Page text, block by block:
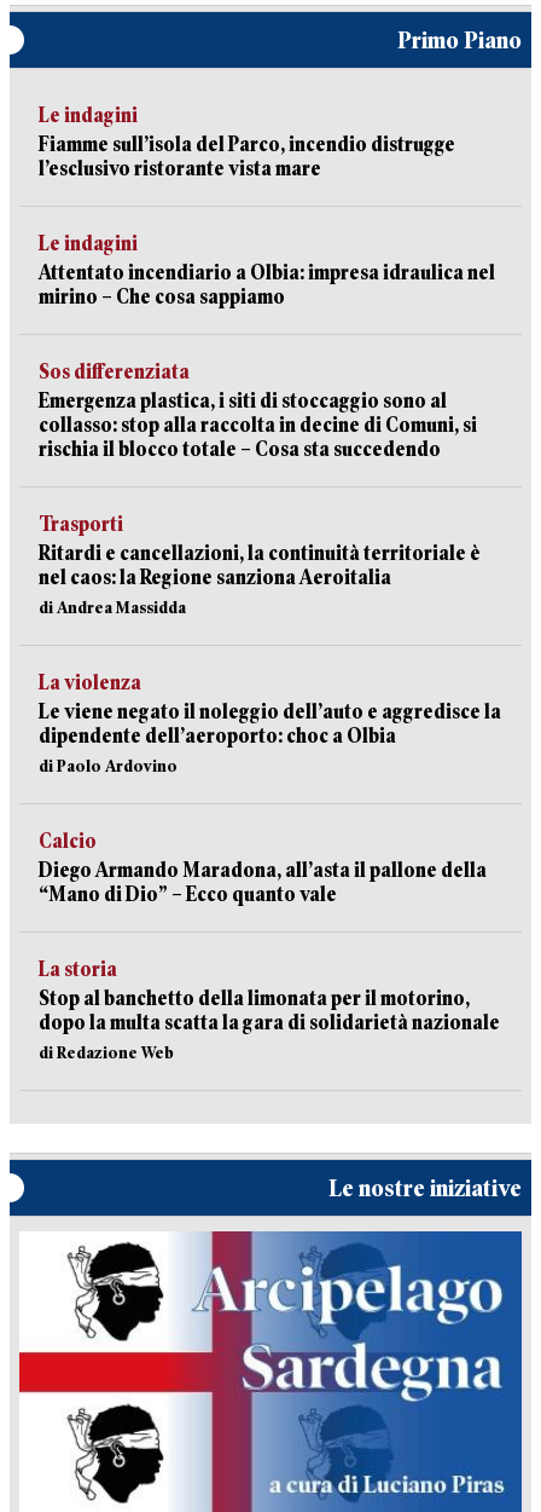
Primo Piano
Le indagini
Fiamme sull’isola del Parco, incendio distrugge
l’esclusivo ristorante vista mare
Le indagini
Attentato incendiario a Olbia: impresa idraulica nel
mirino – Che cosa sappiamo
Sos differenziata
Emergenza plastica, i siti di stoccaggio sono al
collasso: stop alla raccolta in decine di Comuni, si
rischia il blocco totale – Cosa sta succedendo
Trasporti
Ritardi e cancellazioni, la continuità territoriale è
nel caos: la Regione sanziona Aeroitalia
di Andrea Massidda
La violenza
Le viene negato il noleggio dell’auto e aggredisce la
dipendente dell’aeroporto: choc a Olbia
di Paolo Ardovino
Calcio
Diego Armando Maradona, all’asta il pallone della
“Mano di Dio” – Ecco quanto vale
La storia
Stop al banchetto della limonata per il motorino,
dopo la multa scatta la gara di solidarietà nazionale
di Redazione Web
Le nostre iniziative